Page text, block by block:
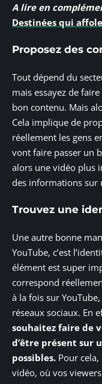
A lire en
Destinées qui
Proposez des
Tout dépend du
mais essayez de
bon contenu. Mais
Cela implique de
réellement les gens
vont faire passer un
alors une vidéo plus
des informations sur
Trouvez une
Une autre bonne
YouTube, c’est
élément est super
correspond
à la fois sur
réseaux sociaux. En
souhaitez faire de
d’être présent sur
possibles. Pour
vidéo, où vos